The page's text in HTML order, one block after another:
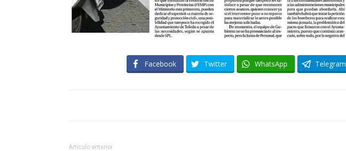
Facebook Twitter WhatsApp Telegram
Artículo anterior